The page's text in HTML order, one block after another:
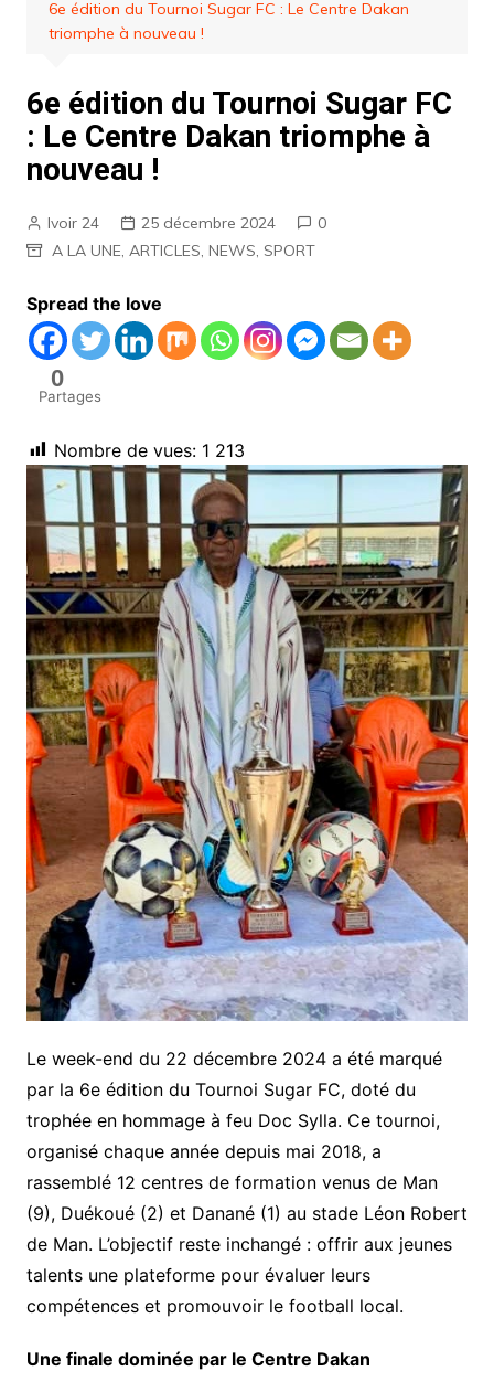
6e édition du Tournoi Sugar FC : Le Centre Dakan
triomphe à nouveau !
6e édition du Tournoi Sugar FC
: Le Centre Dakan triomphe à
nouveau !
Ivoir 24 25 décembre 2024
0
A LA UNE, ARTICLES, NEWS, SPORT
Spread the love
0
Partages
Nombre de vues: 1 213
Le week-end du 22 décembre 2024 a été marqué
par la 6e édition du Tournoi Sugar FC, doté du
trophée en hommage à feu Doc Sylla. Ce tournoi,
organisé chaque année depuis mai 2018, a
rassemblé 12 centres de formation venus de Man
(9), Duékoué (2) et Danané (1) au stade Léon Robert
de Man. L’objectif reste inchangé : offrir aux jeunes
talents une plateforme pour évaluer leurs
compétences et promouvoir le football local.
Une finale dominée par le Centre Dakan